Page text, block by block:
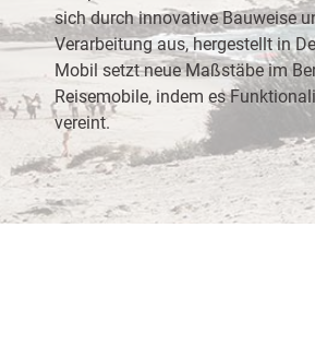
sich durch innovative Bauweise
Verarbeitung aus, hergestellt in
Mobil setzt neue Maßstäbe im
Reisemobile, indem es
vereint.